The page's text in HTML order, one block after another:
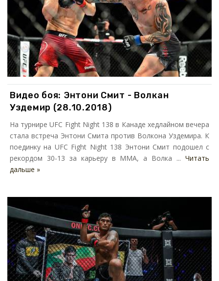
Видео боя: Энтони Смит - Волкан
Уздемир (28.10.2018)
На турнире UFC Fight Night 138 в Канаде хедлайном вечера
стала встреча Энтони Смита против Волкона Уздемира. К
поединку на UFC Fight Night 138 Энтони Смит подошел с
рекордом 30-13 за карьеру в ММА, а Волка ... Читать
дальше »